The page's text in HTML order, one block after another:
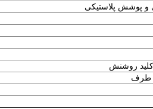
و پوشش پلاستیکی
کلید روشنش